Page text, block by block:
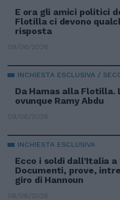
E ora gli amici politici
Flotilla ci devono
risposta
09/06/2026
INCHIESTA ESCLUSIVA /
Da Hamas alla Flotilla.
ovunque Ramy Abdu
09/06/2026
INCHIESTA ESCLUSIVA
Ecco i soldi dall'Italia a
Documenti, prove,
giro di Hannoun
08/06/2026